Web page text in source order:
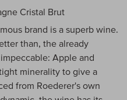
Cristal Brut
brand is a superb wine.
than, the already
Apple and
minerality to give a
from Roederer's own